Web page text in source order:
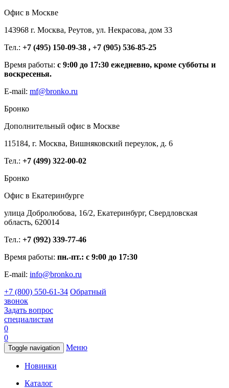
Офис в Москве
143968 г. Москва, Реутов, ул. Некрасова, дом 33
Тел.: +7 (495) 150-09-38 , +7 (905) 536-85-25
Время работы: с 9:00 до 17:30 ежедневно, кроме субботы и
воскресенья.
E-mail: mf@bronko.ru
Бронко
Дополнительный офис в Москве
115184, г. Москва, Вишняковский переулок, д. 6
Тел.: +7 (499) 322-00-02
Бронко
Офис в Екатеринбурге
улица Добролюбова, 16/2, Екатеринбург, Свердловская
область, 620014
Тел.: +7 (992) 339-77-46
Время работы: пн.-пт.: с 9:00 до 17:30
E-mail: info@bronko.ru
+7 (800) 550-61-34 Обратный
звонок
Задать вопрос
специалистам
0
0
Toggle navigation Меню
Новинки
Каталог